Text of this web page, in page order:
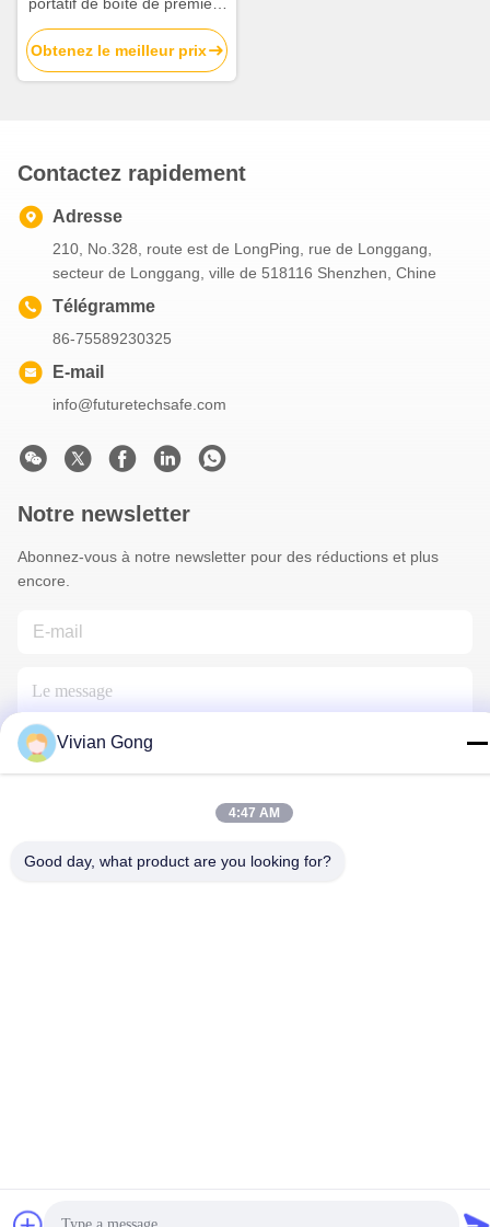
secours de famille de
plastique professionnelle
blanche
Obtenez le meilleur prix
Contactez rapidement
Adresse
210, No.328, route est de LongPing, rue de Longgang,
secteur de Longgang, ville de 518116 Shenzhen, Chine
Télégramme
86-75589230325
E-mail
info@futuretechsafe.com
Notre newsletter
Abonnez-vous à notre newsletter pour des réductions et plus
encore.
Vivian Gong
4:47 AM
Good day, what product are you looking for?